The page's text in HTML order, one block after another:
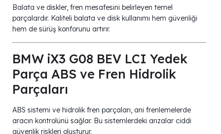
Balata ve diskler, fren mesafesini belirleyen temel
parçalardır. Kaliteli balata ve disk kullanımı hem güvenliği
hem de sürüş konforunu artırır.
BMW iX3 G08 BEV LCI Yedek
Parça ABS ve Fren Hidrolik
Parçaları
ABS sistemi ve hidrolik fren parçaları, ani frenlemelerde
aracın kontrolünü sağlar. Bu sistemlerdeki arızalar ciddi
güvenlik riskleri oluşturur.